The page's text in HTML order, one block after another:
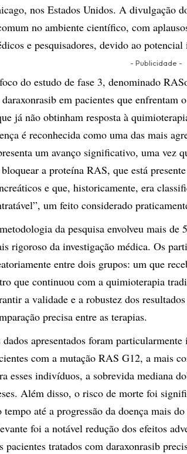
nos Estados Unidos. A divulgação
no ambiente científico, com
e pesquisadores, devido ao
- Publicidade -
do estudo de fase 3, denominado
em pacientes que enfrentam
já não obtinham resposta à
é reconhecida como uma das mais
um avanço significativo, uma vez
a proteína RAS, que está
e que, historicamente, era
um feito considerado
da pesquisa envolveu mais de
rigoroso da investigação médica. Os
entre dois grupos: um que
que continuou com a quimioterapia
a validade e a robustez dos
precisa entre as terapias.
dados apresentados foram
com a mutação RAS G12, a mais
esses indivíduos, a sobrevida mediana
Além disso, o risco de morte foi
tempo até a progressão da doença mais
foi a notável redução dos efeitos
pacientes tratados com daraxonrasib